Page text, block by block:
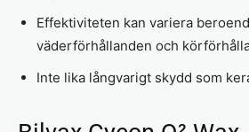
Effektiviteten kan variera
väderförhållanden och
Inte lika långvarigt skydd som